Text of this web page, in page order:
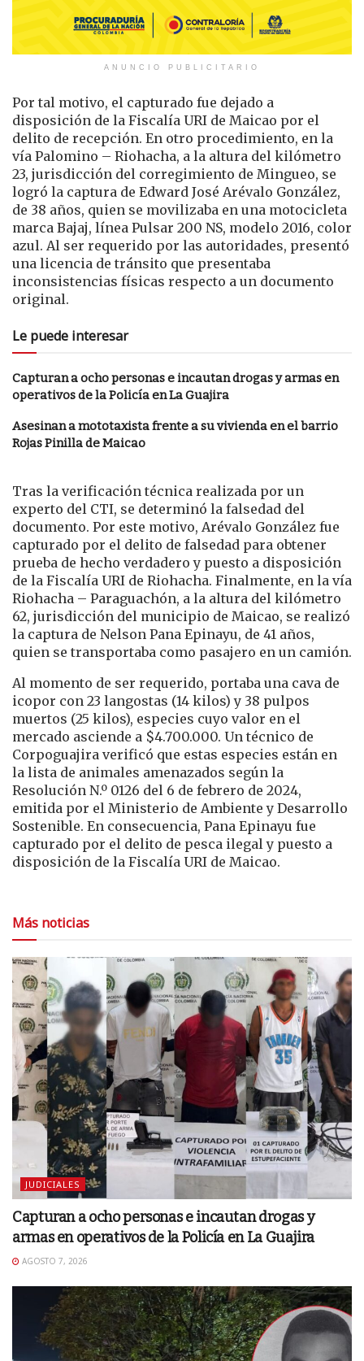
ANUNCIO PUBLICITARIO
Por tal motivo, el capturado fue dejado a
disposición de la Fiscalía URI de Maicao por el
delito de recepción. En otro procedimiento, en la
vía Palomino – Riohacha, a la altura del kilómetro
23, jurisdicción del corregimiento de Mingueo, se
logró la captura de Edward José Arévalo González,
de 38 años, quien se movilizaba en una motocicleta
marca Bajaj, línea Pulsar 200 NS, modelo 2016, color
azul. Al ser requerido por las autoridades, presentó
una licencia de tránsito que presentaba
inconsistencias físicas respecto a un documento
original.
Le puede interesar
Capturan a ocho personas e incautan drogas y armas en
operativos de la Policía en La Guajira
Asesinan a mototaxista frente a su vivienda en el barrio
Rojas Pinilla de Maicao
Tras la verificación técnica realizada por un
experto del CTI, se determinó la falsedad del
documento. Por este motivo, Arévalo González fue
capturado por el delito de falsedad para obtener
prueba de hecho verdadero y puesto a disposición
de la Fiscalía URI de Riohacha. Finalmente, en la vía
Riohacha – Paraguachón, a la altura del kilómetro
62, jurisdicción del municipio de Maicao, se realizó
la captura de Nelson Pana Epinayu, de 41 años,
quien se transportaba como pasajero en un camión.
Al momento de ser requerido, portaba una cava de
icopor con 23 langostas (14 kilos) y 38 pulpos
muertos (25 kilos), especies cuyo valor en el
mercado asciende a $4.700.000. Un técnico de
Corpoguajira verificó que estas especies están en
la lista de animales amenazados según la
Resolución N.º 0126 del 6 de febrero de 2024,
emitida por el Ministerio de Ambiente y Desarrollo
Sostenible. En consecuencia, Pana Epinayu fue
capturado por el delito de pesca ilegal y puesto a
disposición de la Fiscalía URI de Maicao.
Más noticias
JUDICIALES
Capturan a ocho personas e incautan drogas y
armas en operativos de la Policía en La Guajira
AGOSTO 7, 2026